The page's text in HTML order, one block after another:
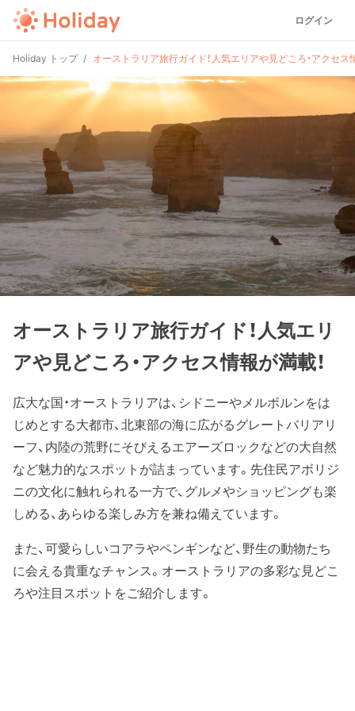
ログイン
Holiday トップ オーストラリア旅行ガイド！人気エリアや見どころ・アクセス
オーストラリア旅行ガイド！人気エリ
アや見どころ・アクセス情報が満載！
広大な国・オーストラリアは、シドニーやメルボルンをは
じめとする大都市、北東部の海に広がるグレートバリアリ
ーフ、内陸の荒野にそびえるエアーズロックなどの大自然
など魅力的なスポットが詰まっています。先住民アボリジ
ニの文化に触れられる一方で、グルメやショッピングも楽
しめる、あらゆる楽しみ方を兼ね備えています。
また、可愛らしいコアラやペンギンなど、野生の動物たち
に会える貴重なチャンス。オーストラリアの多彩な見どこ
ろや注目スポットをご紹介します。